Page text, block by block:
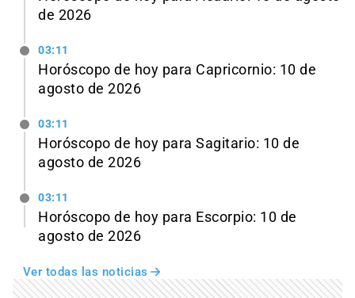
de 2026
03:11
Horóscopo de hoy para Capricornio: 10 de
agosto de 2026
03:11
Horóscopo de hoy para Sagitario: 10 de
agosto de 2026
03:11
Horóscopo de hoy para Escorpio: 10 de
agosto de 2026
Ver todas las noticias